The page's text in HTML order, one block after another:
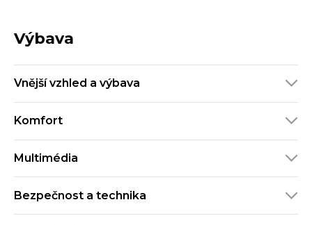
Výbava
Vnější vzhled a výbava
Komfort
Multimédia
Bezpečnost a technika